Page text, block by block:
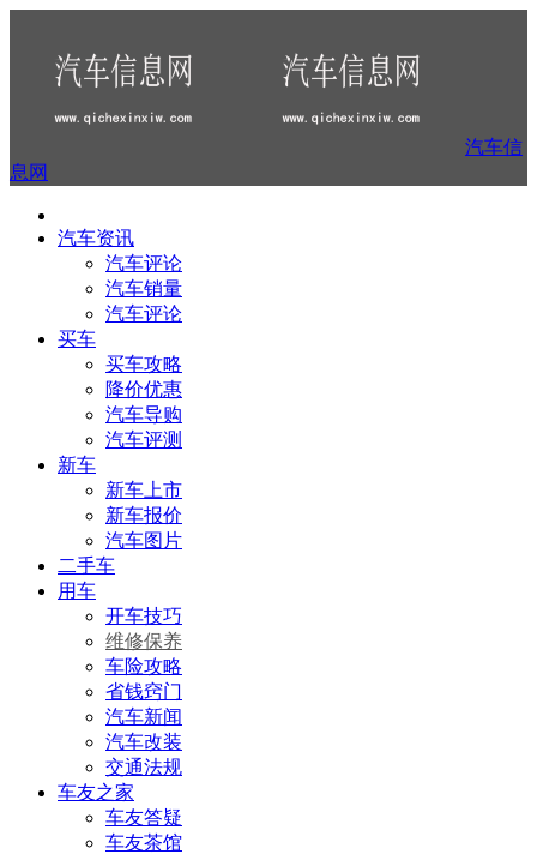
汽车信
息网
汽车资讯
汽车评论
汽车销量
汽车评论
买车
买车攻略
降价优惠
汽车导购
汽车评测
新车
新车上市
新车报价
汽车图片
二手车
用车
开车技巧
维修保养
车险攻略
省钱窍门
汽车新闻
汽车改装
交通法规
车友之家
车友答疑
车友茶馆